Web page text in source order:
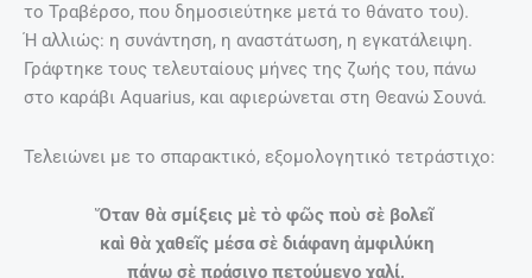
το Τραβέρσο, που δημοσιεύτηκε μετά το θάνατο του).
Ή αλλιώς: η συνάντηση, η αναστάτωση, η εγκατάλειψη.
Γράφτηκε τους τελευταίους μήνες της ζωής του, πάνω
στο καράβι Aquarius, και αφιερώνεται στη Θεανώ Σουνά.
Τελειώνει με το σπαρακτικό, εξομολογητικό τετράστιχο:
Ὅταν θὰ σμίξεις μὲ τὸ φῶς ποὺ σὲ βολεῖ
καὶ θὰ χαθεῖς μέσα σὲ διάφανη ἀμφιλύκη
πάνω σὲ πράσινο πετούμενο χαλί,